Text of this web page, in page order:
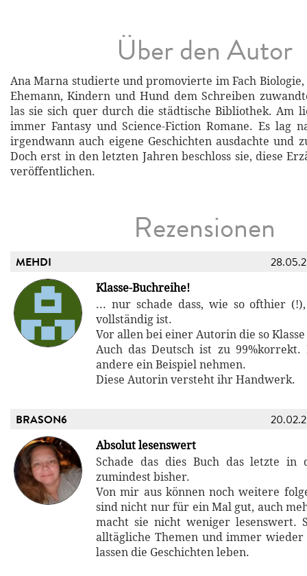
Über den Autor
Ana Marna studierte und promovierte im Fach Biologie,
Ehemann, Kindern und Hund dem Schreiben
las sie sich quer durch die städtische Bibliothek. Am
immer Fantasy und Science-Fiction Romane. Es lag
irgendwann auch eigene Geschichten ausdachte und
Doch erst in den letzten Jahren beschloss sie, diese
veröffentlichen.
Rezensionen
MEHDI
Klasse-Buchreihe!
... nur schade dass, wie so ofthier
vollständig ist.
Vor allen bei einer Autorin die so
Auch das Deutsch ist zu 99%korrekt.
andere ein Beispiel nehmen.
Diese Autorin versteht ihr Handwerk.
BRASON6
Absolut lesenswert
Schade das dies Buch das letzte in
zumindest bisher.
Von mir aus können noch weitere
sind nicht nur für ein Mal gut, auch
macht sie nicht weniger lesenswert.
alltägliche Themen und immer wieder
lassen die Geschichten leben.